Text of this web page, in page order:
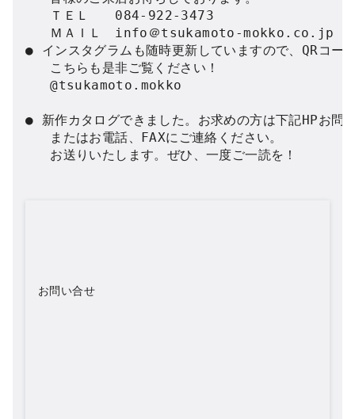
   ＴＥＬ　　084-922-3473
   ＭＡＩＬ　info＠tsukamoto-mokko.co.jp
● インスタグラムも随時更新していますので、QRコー
   こちらも是非ご覧ください！
   @tsukamoto.mokko
● 新作カタログできました。お求めの方は下記HPお問
   またはお電話、FAXにご連絡ください。
   お送りいたします。ぜひ、一度ご一読を！
お問い合せ